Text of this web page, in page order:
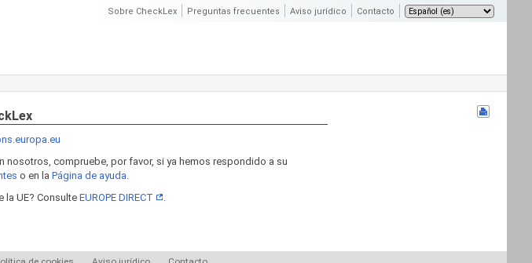
Sobre CheckLex Preguntas frecuentes Aviso jurídico Contacto
nosotros, compruebe, por favor, si ya hemos respondido a su
o en la Página de ayuda.
la UE? ConsulteEUROPE DIRECT .